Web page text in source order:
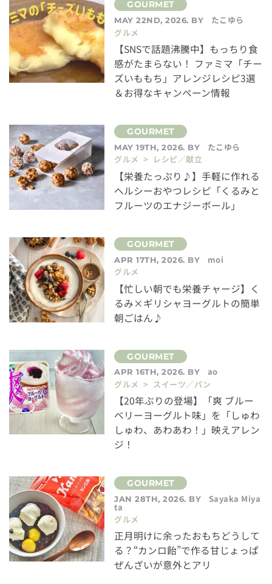
MAY 22ND, 2026. BY
たこゆら
グルメ
【SNSで話題沸騰中】もっちり食
感がたまらない！ ファミマ「チー
ズいももち」アレンジレシピ3選
＆お得なキャンペーン情報
MAY 19TH, 2026. BY
たこゆら
グルメ > レシピ／献立
【栄養たっぷり♪】手軽に作れる
ヘルシーおやつレシピ「くるみと
フルーツのエナジーボール」
APR 17TH, 2026. BY
moi
グルメ
【忙しい朝でも栄養チャージ】く
るみ×ギリシャヨーグルトの簡単
朝ごはん♪
APR 16TH, 2026. BY
ao
グルメ > スイーツ／パン
【20年ぶりの登場】「爽 ブルー
ベリーヨーグルト味」を「しゅわ
しゅわ、あわあわ！」映えアレン
ジ！
JAN 28TH, 2026. BY Sayaka Miya
ta
グルメ
正月明けに余ったおもちどうして
る？“カンロ飴”で作る甘じょっぱ
ぜんざいが意外とアリ